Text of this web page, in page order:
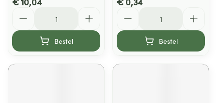
Bestel Bestel